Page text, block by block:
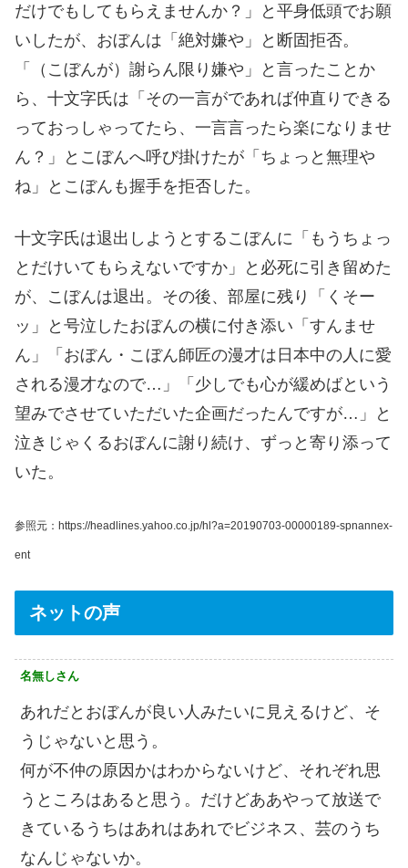
だけでもしてもらえませんか？」と平身低頭でお願
いしたが、おぼんは「絶対嫌や」と断固拒否。
「（こぼんが）謝らん限り嫌や」と言ったことか
ら、十文字氏は「その一言がであれば仲直りできる
っておっしゃってたら、一言言ったら楽になりませ
ん？」とこぼんへ呼び掛けたが「ちょっと無理や
ね」とこぼんも握手を拒否した。
十文字氏は退出しようとするこぼんに「もうちょっ
とだけいてもらえないですか」と必死に引き留めた
が、こぼんは退出。その後、部屋に残り「くそー
ッ」と号泣したおぼんの横に付き添い「すんませ
ん」「おぼん・こぼん師匠の漫才は日本中の人に愛
される漫才なので…」「少しでも心が緩めばという
望みでさせていただいた企画だったんですが…」と
泣きじゃくるおぼんに謝り続け、ずっと寄り添って
いた。
参照元：https://headlines.yahoo.co.jp/hl?a=20190703-00000189-spnannex-
ent
ネットの声
名無しさん
あれだとおぼんが良い人みたいに見えるけど、そ
うじゃないと思う。
何が不仲の原因かはわからないけど、それぞれ思
うところはあると思う。だけどああやって放送で
きているうちはあれはあれでビジネス、芸のうち
なんじゃないか。